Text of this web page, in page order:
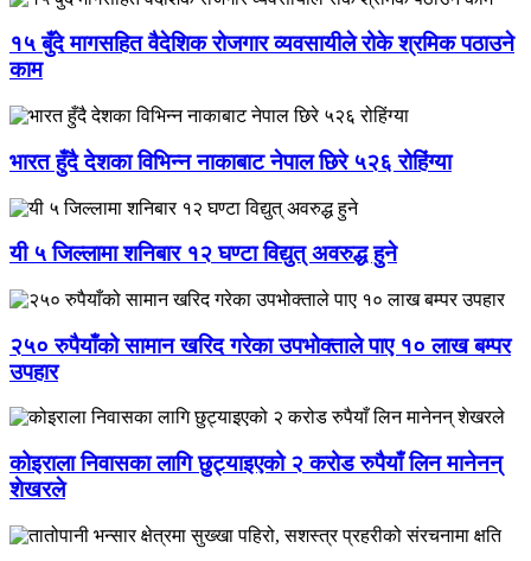
१५ बुँदे मागसहित वैदेशिक रोजगार व्यवसायीले रोके श्रमिक पठाउने
काम
भारत हुँदै देशका विभिन्न नाकाबाट नेपाल छिरे ५२६ रोहिंग्या
यी ५ जिल्लामा शनिबार १२ घण्टा विद्युत् अवरुद्ध हुने
२५० रुपैयाँको सामान खरिद गरेका उपभोक्ताले पाए १० लाख बम्पर
उपहार
कोइराला निवासका लागि छुट्याइएको २ करोड रुपैयाँ लिन मानेनन्
शेखरले